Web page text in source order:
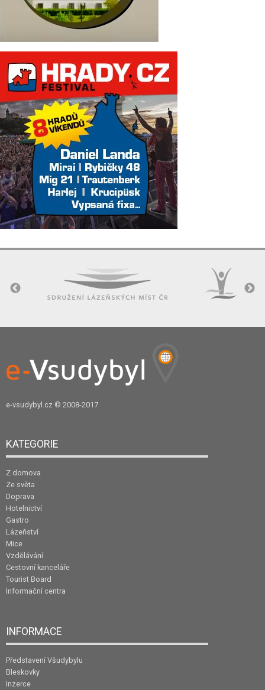
e-vsudybyl.cz © 2008-2017
KATEGORIE
Z domova
Ze světa
Doprava
Hotelnictví
Gastro
Lázeňství
Mice
Vzdělávání
Cestovní kanceláře
Tourist Board
Informační centra
INFORMACE
Představení Všudybylu
Bleskovky
Inzerce